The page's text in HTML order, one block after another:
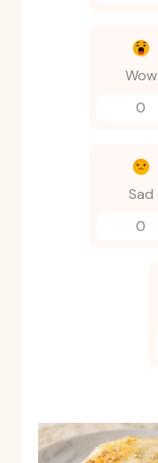
Wow
0
Sad
0